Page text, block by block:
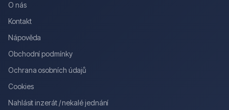
O nás
Kontakt
Nápověda
Obchodní podmínky
Ochrana osobních údajů
Cookies
Nahlásit inzerát / nekalé jednání